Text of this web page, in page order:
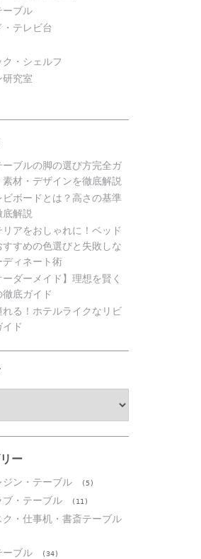
ーブル
テレビ台
・シェルフ
研究室
ーブルの脚の選び方完全ガ
材・デザインを徹底解説
ビボードとは？高さの基準
底解説
アをおしゃれに！ベッド
すすめの色選びと失敗しな
ディネート術
ーダーメイド】理想を賢く
底ガイド
れる！ホテルライクなリビ
イド
ー
ジン・テーブル (5)
ブ・テーブル (11)
ク・仕事机・書斎テーブル
ーブル (34)